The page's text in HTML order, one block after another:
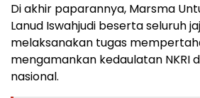
Di akhir paparannya, Marsma
Lanud Iswahjudi beserta seluruh
melaksanakan tugas
mengamankan kedaulatan NKRI
nasional.